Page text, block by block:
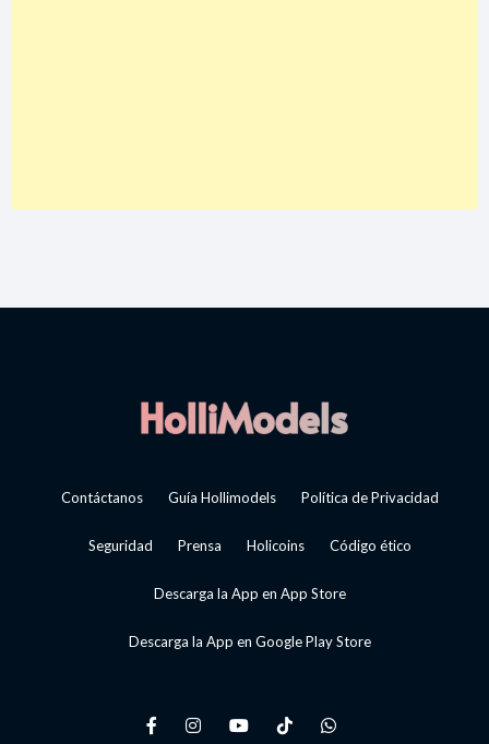
Contáctanos Guía Hollimodels Política de Privacidad
Seguridad Prensa Holicoins Código ético
Descarga la App en App Store
Descarga la App en Google Play Store